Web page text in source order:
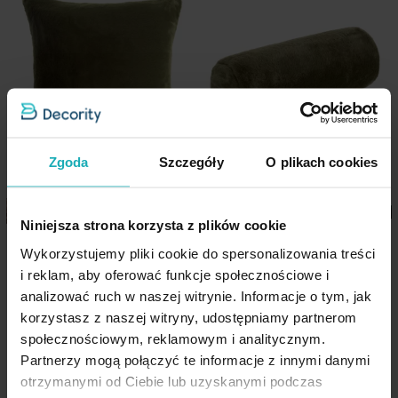
Zgoda Szczegóły O plikach cookies
Niniejsza strona korzysta z plików cookie
Wykorzystujemy pliki cookie do spersonalizowania treści
i reklam, aby oferować funkcje społecznościowe i
analizować ruch w naszej witrynie. Informacje o tym, jak
korzystasz z naszej witryny, udostępniamy partnerom
społecznościowym, reklamowym i analitycznym.
Partnerzy mogą połączyć te informacje z innymi danymi
otrzymanymi od Ciebie lub uzyskanymi podczas
Jednostka miary
100% poliester
Cechy produktu:
Materiał: futrzana tkanina (przód) + welwet (tył)
Zamek błyskawiczny – szybka wymiana poszewki
Dostępna w wielu kolorach i rozmiarach
Styl: elegancki, przytulny, nowoczesny
Idealna do salonu, sypialni i pokoju dziennego
do listy życzeń
Poszewka na poduszkę 45x45
cm oliwkowa z miękkiej
futrzanej tkaniny NINA
Eurofirany
27,90 zł
Dodaj do koszyka Dodaj do listy życzeń
Poduszka wałek 15x45 cm
oliwkowa z miękkiej futrzanej
tkaniny NINA Eurofirany
52,90 zł
Dodaj do koszyka